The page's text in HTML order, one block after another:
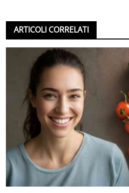
ARTICOLI CORRELATI